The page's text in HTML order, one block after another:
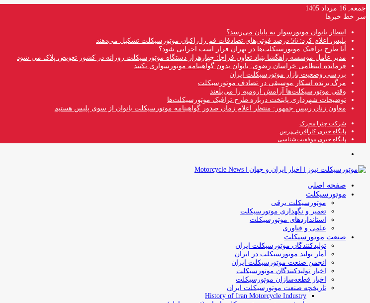
جمعه, 16 مرداد 1405
سر خط خبرها
انتظار بانوان موتورسوار به پایان می‌رسد؟
پلیس اعلام کرد: 56 درصد فوتی‌های تصادفات قم را راکبان موتورسیکلت تشکیل می‌دهند
آیا طرح ترافیک موتورسیکلت‌ها در تهران قرار است اجرایی شود؟
مدیر عامل موسسه راهگشا بنیاد تعاون فراجا: چهارهزار دستگاه موتورسیکلت روزانه در کشور تعویض پلاک می شود
فرمانده انتظامی خراسان رضوی: بانوان بدون گواهینامه موتورسواری نکنند
بررسی وضعیت بازار موتورسیکلت ایران
مرگ برنده اسکار موسیقی در تصادف موتورسیکلت
وقتی موتورسیکلت‌ها آرامش ارومیه را می‌بلعند
توضیحات شهرداری پایتخت درباره طرح ترافیک موتورسیکلت‌ها
معاون زنان رییس جمهور: منتظر اعلام زمان صدور گواهینامه موتورسیکلت بانوان از سوی پلیس هستیم
شرکت چترا محرک
پایگاه خبری کارآفرینی‌پرس
پایگاه خبری موفقیت‌شناسی
صفحه اصلی
موتورسیکلت
موتورسیکلت برقی
تعمیر و نگهداری موتورسیکلت
استانداردهای موتورسیکلت
علمی و فناوری
صنعت موتورسیکلت
تولیدکنندگان موتورسیکلت ایران
آمار تولید موتورسیکلت در ایران
انجمن صنعت موتورسیکلت ایران
اخبار تولیدکنندگان موتورسیکلت
اخبار قطعه‌سازان موتورسیکلت
تاریخچه صنعت موتورسیکلت ایران
History of Iran Motorcycle Industry